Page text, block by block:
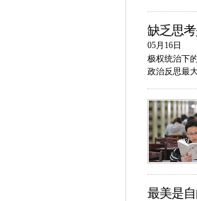
缺乏思
05月16日
极权统治下
政治反思最
最美是